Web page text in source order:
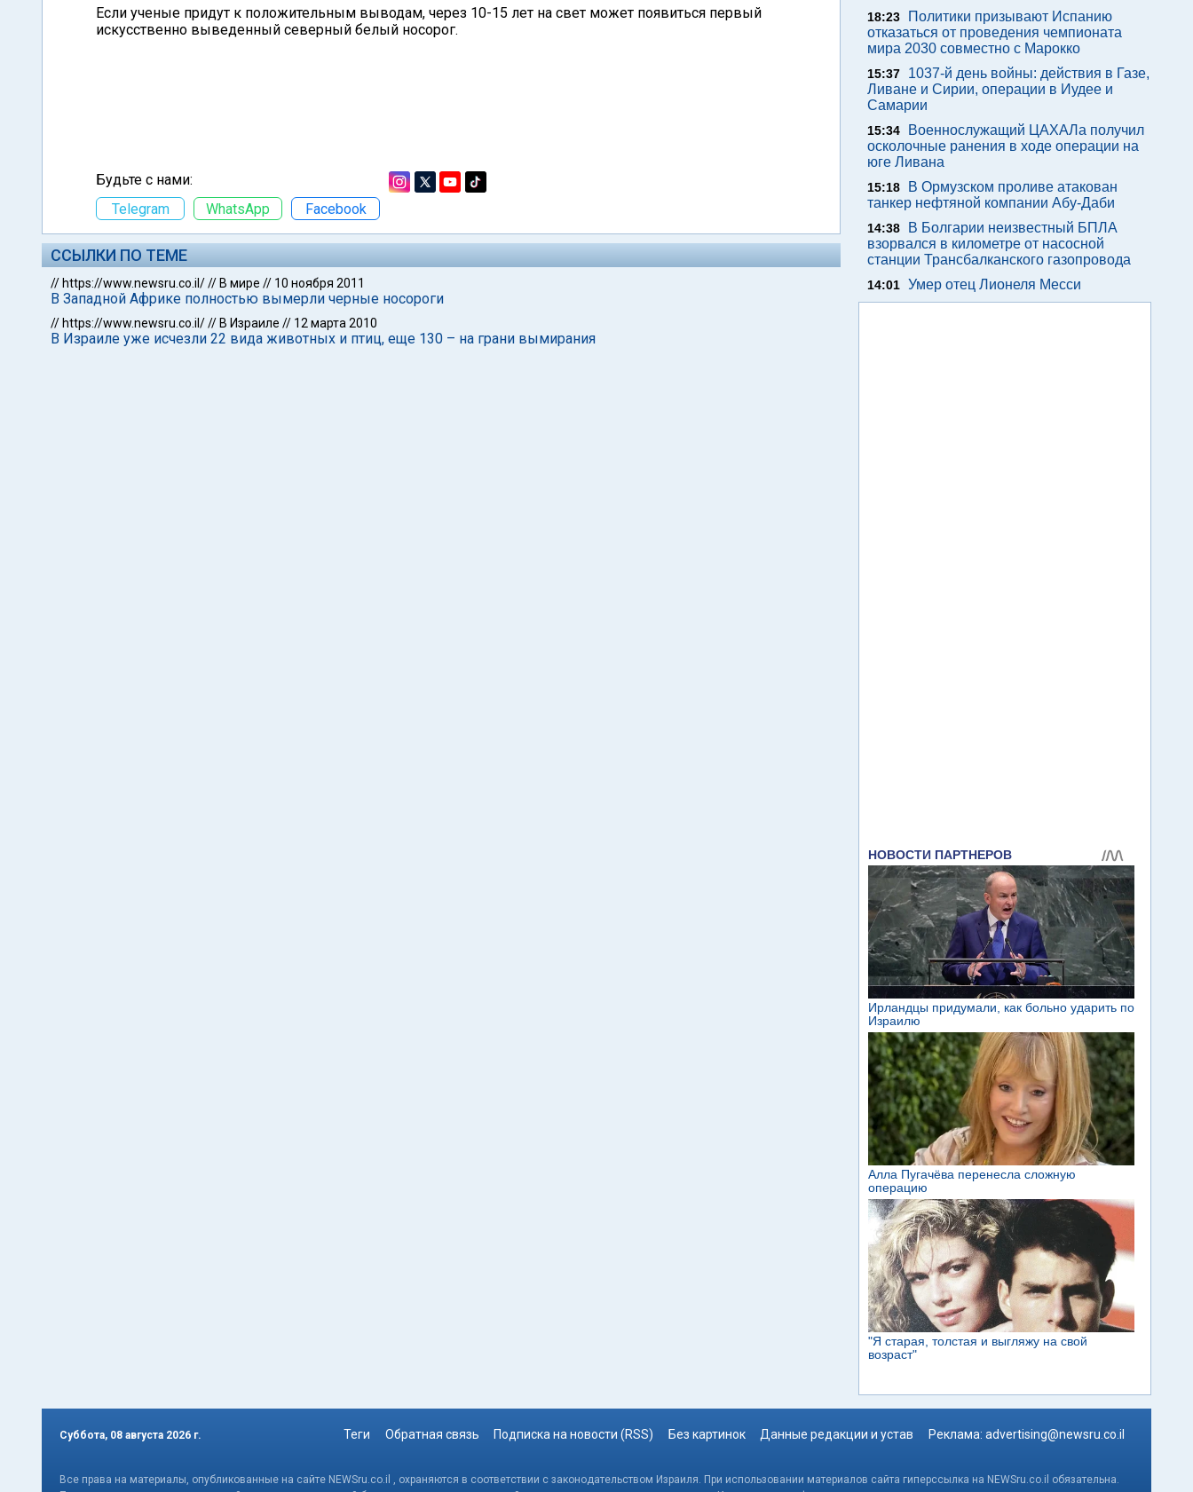
Если ученые придут к положительным выводам, через 10-15 лет на свет может появиться первый
искусственно выведенный северный белый носорог.
Будьте с нами:
Telegram
WhatsApp Facebook
ССЫЛКИ ПО ТЕМЕ
// https://www.newsru.co.il/// В мире // 10 ноября 2011
В Западной Африке полностью вымерли черные носороги
// https://www.newsru.co.il/// В Израиле // 12 марта 2010
В Израиле уже исчезли 22 вида животных и птиц, еще 130 – на грани вымирания
18:23
Политики призывают Испанию
отказаться от проведения чемпионата
мира 2030 совместно с Марокко
15:37
1037-й день войны: действия в Газе,
Ливане и Сирии, операции в Иудее и
Самарии
15:34
Военнослужащий ЦАХАЛа получил
осколочные ранения в ходе операции на
юге Ливана
15:18
В Ормузском проливе атакован
танкер нефтяной компании Абу-Даби
14:38
В Болгарии неизвестный БПЛА
взорвался в километре от насосной
станции Трансбалканского газопровода
14:01 Умер отец Лионеля Месси
Суббота, 08 августа 2026 г. Теги Обратная связь Подписка на новости (RSS) Без картинок Данные редакции и устав Реклама: advertising@newsru.co.il
Все права на материалы, опубликованные на сайте NEWSru.co.il , охраняются в соответствии с законодательством Израиля. При использовании материалов сайта гиперссылка на NEWSru.co.il обязательна.